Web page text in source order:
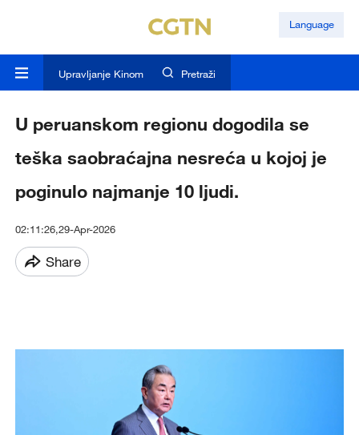
Language
Upravljanje Kinom Pretraži
U peruanskom regionu dogodila se
teška saobraćajna nesreća u kojoj je
poginulo najmanje 10 ljudi.
02:11:26,29-Apr-2026
Share